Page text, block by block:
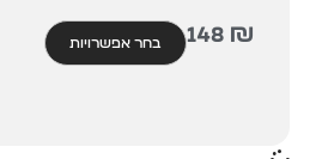
148 ₪ בחר אפשרויות